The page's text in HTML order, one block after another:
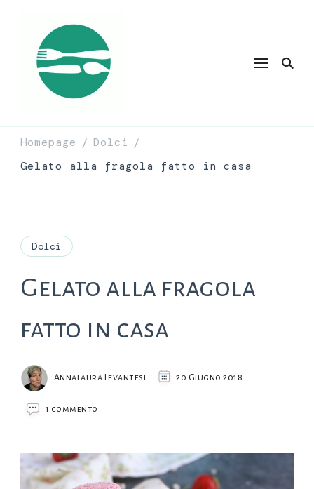
Homepage / Dolci /
Gelato alla fragola fatto in casa
Dolci
Gelato alla fragola
fatto in casa
Annalaura Levantesi 20 Giugno 2018
1 commento
fragola
fatto
in